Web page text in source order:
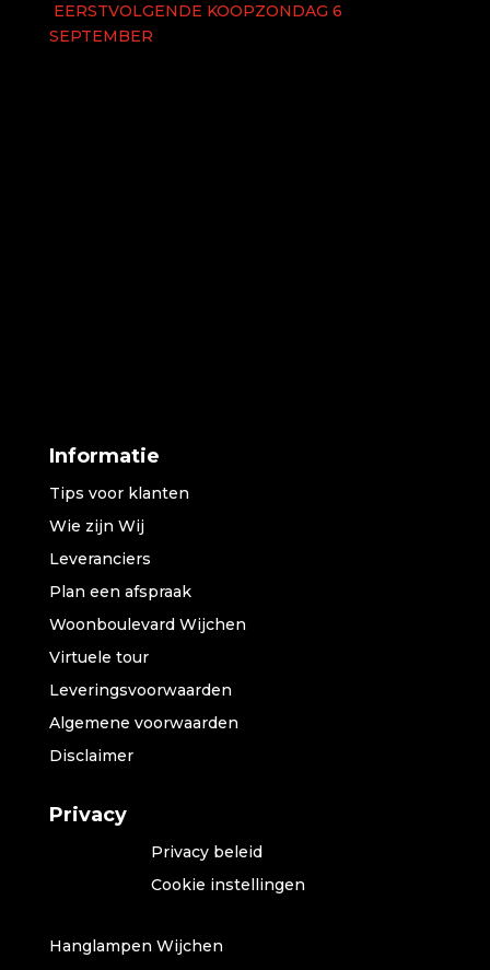
EERSTVOLGENDE KOOPZONDAG 6
SEPTEMBER
Informatie
Tips voor klanten
Wie zijn Wij
Leveranciers
Plan een afspraak
Woonboulevard Wijchen
Virtuele tour
Leveringsvoorwaarden
Algemene voorwaarden
Disclaimer
Privacy
Privacy beleid
Cookie instellingen
Hanglampen Wijchen